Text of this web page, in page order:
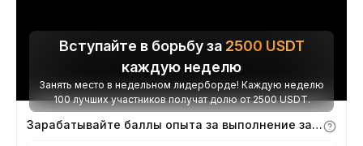
Вступайте в борьбу за 2500 USDT
каждую неделю
Занять место в недельном лидерборде! Каждую неделю
100 лучших участников получат долю от 2500 USDT.
Зарабатывайте баллы опыта за выполнение заданий